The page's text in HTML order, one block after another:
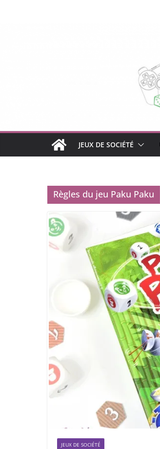
JEUX DE SOCIÉTÉ
Règles du jeu Paku Paku
JEUX DE SOCIÉTÉ